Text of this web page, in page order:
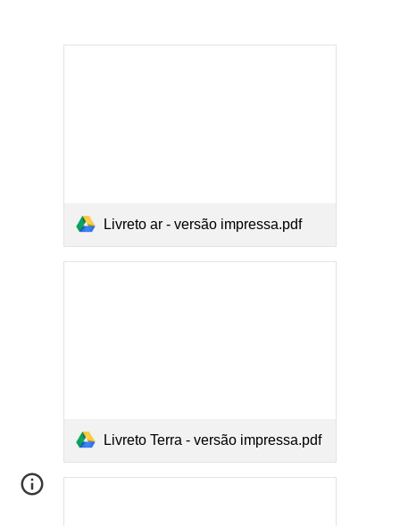
Livreto ar - versão impressa.pdf
Livreto Terra - versão impressa.pdf